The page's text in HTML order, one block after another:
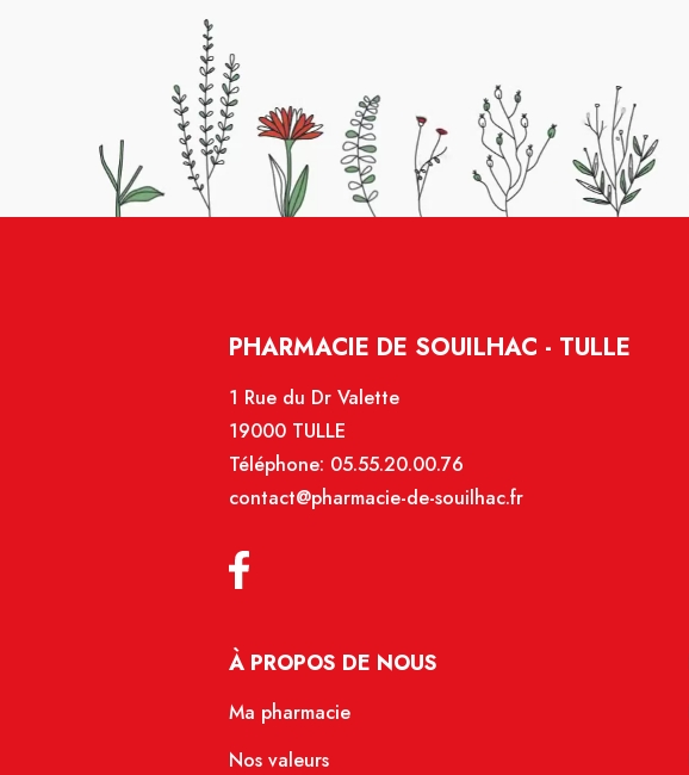
PHARMACIE DE SOUILHAC - TULLE
1 Rue du Dr Valette
19000 TULLE
Téléphone: 05.55.20.00.76
contact@pharmacie-de-souilhac.fr
À PROPOS DE NOUS
Ma pharmacie
Nos valeurs